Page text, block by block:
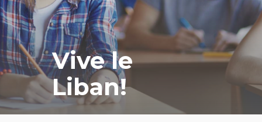
Vive le
Liban!